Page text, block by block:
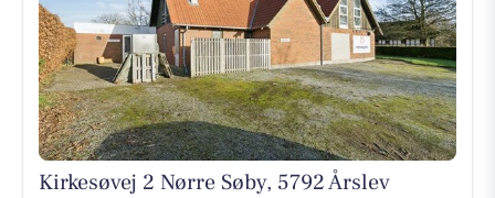
Kirkesøvej 2 Nørre Søby, 5792 Årslev